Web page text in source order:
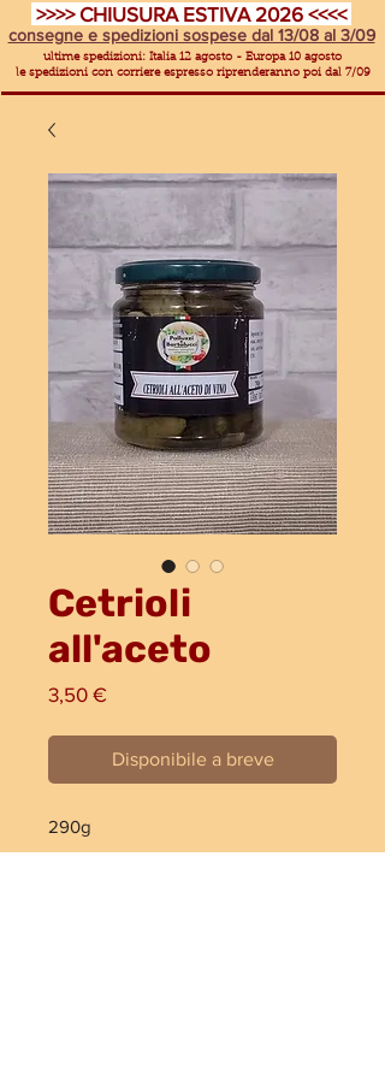
ultime spedizioni: Italia 12 agosto - Europa 10 agosto
le spedizioni con corriere espresso riprenderanno poi dal 7/09
>>>> CHIUSURA ESTIVA 2026 <<<<
consegne e spedizioni sospese dal 13/08 al 3/09
Cetrioli
all'aceto
3,50 €
Disponibile a breve
290g